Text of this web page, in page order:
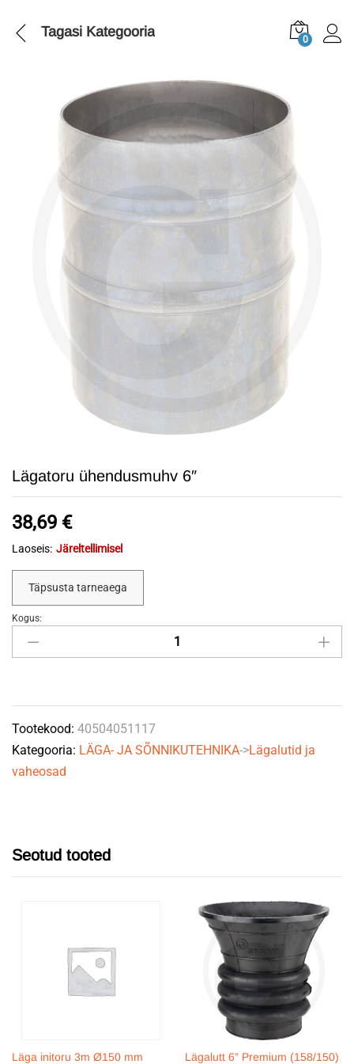
Tagasi Kategooria 0
Lägatoru ühendusmuhv 6″
38,69 €
Laoseis: Järeltellimisel
Täpsusta tarneaega
Lägatoru
ühendusmuhv
Kogus:
Tootekood: 40504051117
Kategooria: LÄGA- JA SÕNNIKUTEHNIKA->Lägalutid ja
vaheosad
Seotud tooted
Läga initoru 3m Ø150 mm Lägalutt 6” Premium (158/150)